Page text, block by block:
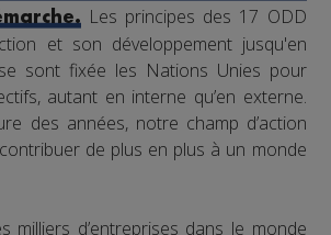
Les principes des 17 ODD
et son développement jusqu'en
sont fixée les Nations Unies pour
autant en interne qu’en externe.
des années, notre champ d’action
de plus en plus à un monde
milliers d’entreprises dans le monde